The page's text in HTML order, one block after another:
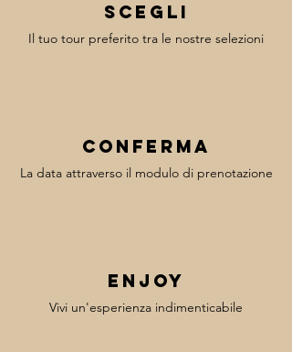
Scegli
Il tuo tour preferito tra le nostre selezioni
Conferma
La data attraverso il modulo di prenotazione
enjoy
Vivi un'esperienza indimenticabile